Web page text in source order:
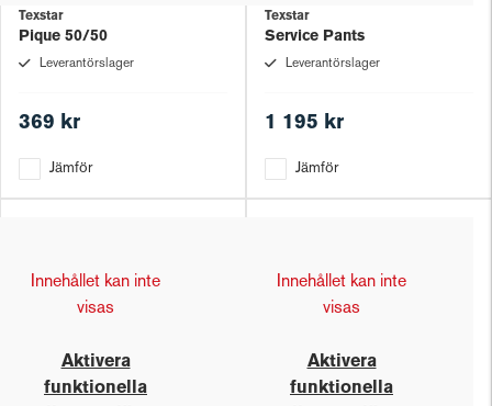
Texstar
Pique 50/50
Leverantörslager
369 kr
Jämför
Texstar
Service Pants
Leverantörslager
1 195 kr
Jämför
Innehållet kan inte
visas
Aktivera
funktionella
Innehållet kan inte
visas
Aktivera
funktionella